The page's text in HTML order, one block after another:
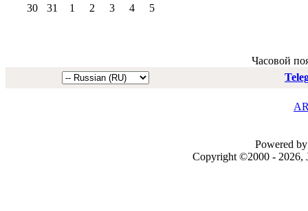
30
31 1 2 3 4 5
Часовой
Powered
Copyright ©2000 - 2026,